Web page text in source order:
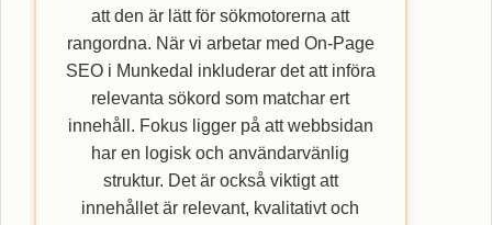
att den är lätt för sökmotorerna att
rangordna. När vi arbetar med On-Page
SEO i Munkedal inkluderar det att införa
relevanta sökord som matchar ert
innehåll. Fokus ligger på att webbsidan
har en logisk och användarvänlig
struktur. Det är också viktigt att
innehållet är relevant, kvalitativt och